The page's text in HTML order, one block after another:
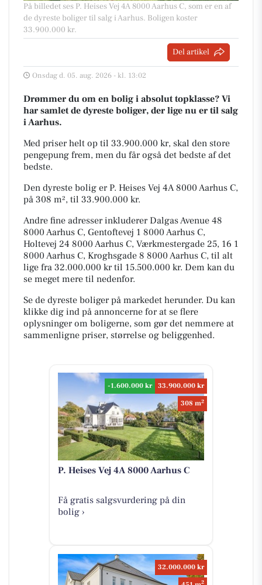
På billedet ses P. Heises Vej 4A 8000 Aarhus C, som er en af
de dyreste boliger til salg i Aarhus. Boligen koster
33.900.000 kr.
Del artikel
Onsdag d. 05. aug. 2026 - kl. 13:02
Drømmer du om en bolig i absolut topklasse? Vi
har samlet de dyreste boliger, der lige nu er til salg
i Aarhus.
Med priser helt op til 33.900.000 kr, skal den store
pengepung frem, men du får også det bedste af det
bedste.
Den dyreste bolig er P. Heises Vej 4A 8000 Aarhus C,
på 308 m², til 33.900.000 kr.
Andre fine adresser inkluderer Dalgas Avenue 48
8000 Aarhus C, Gentoftevej 1 8000 Aarhus C,
Holtevej 24 8000 Aarhus C, Værkmestergade 25, 16 1
8000 Aarhus C, Kroghsgade 8 8000 Aarhus C, til alt
lige fra 32.000.000 kr til 15.500.000 kr. Dem kan du
se meget mere til nedenfor.
Se de dyreste boliger på markedet herunder. Du kan
klikke dig ind på annoncerne for at se flere
oplysninger om boligerne, som gør det nemmere at
sammenligne priser, størrelse og beliggenhed.
-1.600.000 kr
33.900.000 kr
308 m2
P. Heises Vej 4A 8000 Aarhus C
Få gratis salgsvurdering på din
bolig ›
32.000.000 kr
2